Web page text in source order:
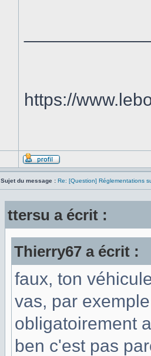
https://
Sujet du message : Re: [Question] Réglementations
ttersu a écrit :
Thierry67 a écrit :
faux, ton
vas, par
obligatoirement
ben c'est pas